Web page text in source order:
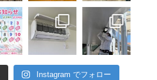
Instagram でフォロー